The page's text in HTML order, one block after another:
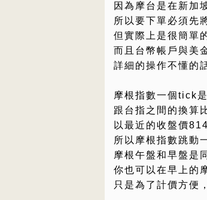
因為摩台是在新加
所以要下單必須先
但實際上是很簡單
而且台幣帳戶與美
詳細的操作不懂的
摩根指數一個tick
跟台指之間的換算
以最近的收盤價
所以摩根指數跳動
摩根午盤和早盤是
你也可以在早上的
只是為了計價方便